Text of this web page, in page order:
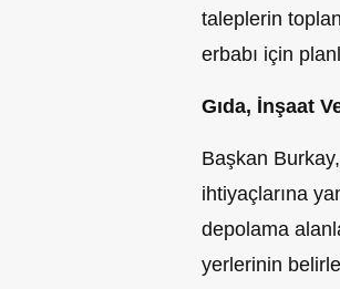
taleplerin
erbabı için
Gıda, İnşaat
Başkan
ihtiyaçlarına
depolama
yerlerinin